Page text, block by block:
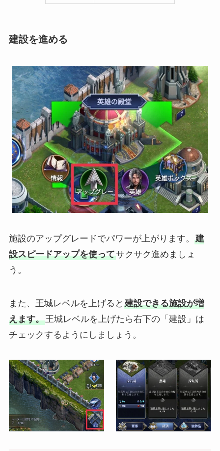
建設を進める
施設のアップグレードでパワーが上がります。 建
設スピードアップを使ってサクサク進めましょ
う。
また、王城レベルを上げると 建設できる施設が増
えます。王城レベルを上げたら右下の「建設」は
チェックするようにしましょう。